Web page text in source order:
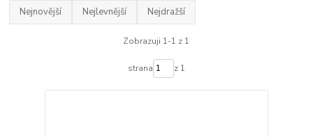
Nejnovější Nejlevnější Nejdražší
Zobrazuji 1-1 z 1
strana z 1